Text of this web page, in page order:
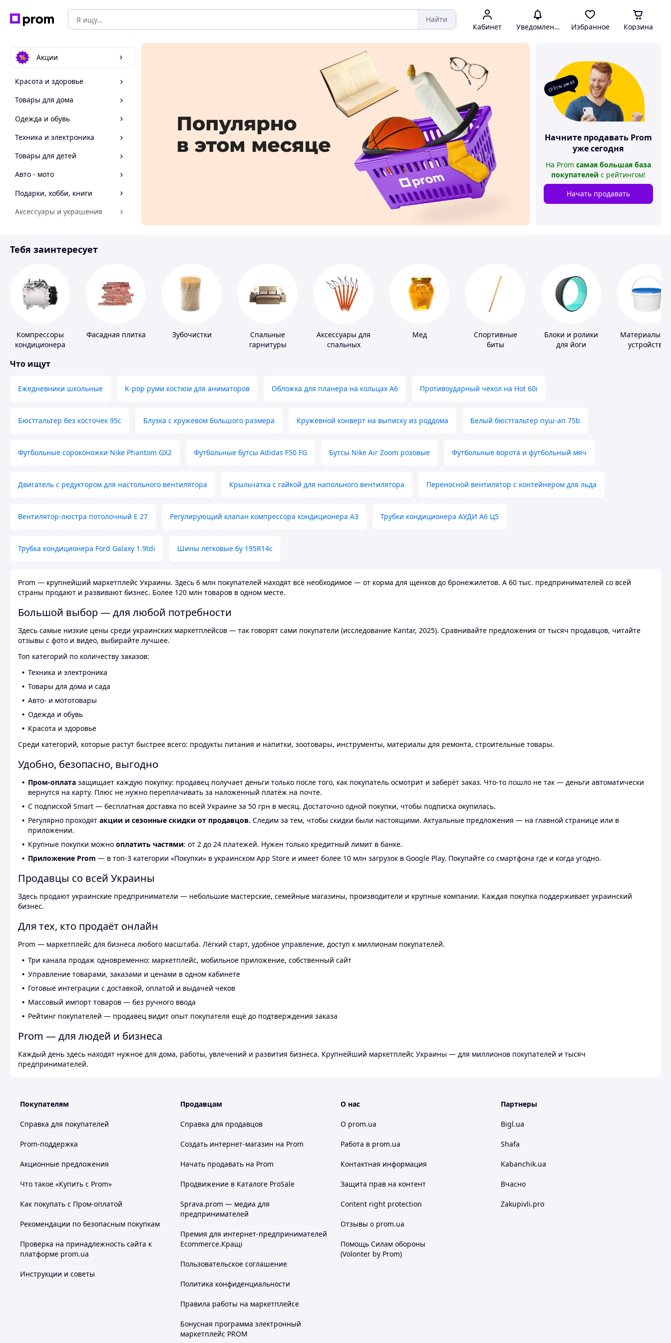
Найти
Кабинет Уведомления Избранное Корзина
Акции
Красота и здоровье
Товары для дома
Одежда и обувь
Техника и электроника
Товары для детей
Авто - мото
Подарки, хобби, книги
Аксессуары и украшения
Спорт и отдых
О! Есть заказ
Начните продавать Prom
уже сегодня
На Prom самая большая база
покупателей с рейтингом!
Начать продавать
Тебя заинтересует
Компрессоры
кондиционера
Фасадная плитка Зубочистки
Спальные
гарнитуры
Аксессуары для
спальных
Мед
Спортивные
биты
Блоки и ролики
для йоги
Материалы
устройства
Что ищут
Ежедневники школьные K-pop руми костюм для аниматоров Обложка для планера на кольцах А6 Противоударный чехол на Hot 60i
Бюстгальтер без косточек 95с Блузка с кружевом большого размера Кружевной конверт на выписку из роддома Белый бюстгальтер пуш-ап 75b
Футбольные сороконожки Nike Phantom GX2 Футбольные бутсы Adidas F50 FG Бутсы Nike Air Zoom розовые Футбольные ворота и футбольный мяч
Двигатель с редуктором для настольного вентилятора Крыльчатка с гайкой для напольного вентилятора Переносной вентилятор с контейнером для льда
Вентилятор-люстра потолочный E 27 Регулирующий клапан компрессора кондиционера А3 Трубки кондиционера АУДИ А6 Ц5
Трубка кондиционера Ford Galaxy 1.9tdi Шины легковые бу 195R14c
Prom — крупнейший маркетплейс Украины. Здесь 6 млн покупателей находят всё необходимое — от корма для щенков до бронежилетов. А 60 тыс. предпринимателей со всей
страны продают и развивают бизнес. Более 120 млн товаров в одном месте.
Большой выбор — для любой потребности
Здесь самые низкие цены среди украинских маркетплейсов — так говорят сами покупатели (исследование Kantar, 2025). Сравнивайте предложения от тысяч продавцов, читайте
отзывы с фото и видео, выбирайте лучшее.
Топ категорий по количеству заказов:
Техника и электроника
Товары для дома и сада
Авто- и мототовары
Одежда и обувь
Красота и здоровье
Среди категорий, которые растут быстрее всего: продукты питания и напитки, зоотовары, инструменты, материалы для ремонта, строительные товары.
Удобно, безопасно, выгодно
Пром-оплата защищает каждую покупку: продавец получает деньги только после того, как покупатель осмотрит и заберёт заказ. Что-то пошло не так — деньги автоматически
вернутся на карту. Плюс не нужно переплачивать за наложенный платёж на почте.
С подпиской Smart — бесплатная доставка по всей Украине за 50 грн в месяц. Достаточно одной покупки, чтобы подписка окупилась.
Регулярно проходят акции и сезонные скидки от продавцов. Следим за тем, чтобы скидки были настоящими. Актуальные предложения — на главной странице или в
приложении.
Крупные покупки можно оплатить частями: от 2 до 24 платежей. Нужен только кредитный лимит в банке.
Приложение Prom — в топ-3 категории «Покупки» в украинском App Store и имеет более 10 млн загрузок в Google Play. Покупайте со смартфона где и когда угодно.
Продавцы со всей Украины
Здесь продают украинские предприниматели — небольшие мастерские, семейные магазины, производители и крупные компании. Каждая покупка поддерживает украинский
бизнес.
Для тех, кто продаёт онлайн
Prom — маркетплейс для бизнеса любого масштаба. Лёгкий старт, удобное управление, доступ к миллионам покупателей.
Три канала продаж одновременно: маркетплейс, мобильное приложение, собственный сайт
Управление товарами, заказами и ценами в одном кабинете
Готовые интеграции с доставкой, оплатой и выдачей чеков
Массовый импорт товаров — без ручного ввода
Рейтинг покупателей — продавец видит опыт покупателя ещё до подтверждения заказа
Prom — для людей и бизнеса
Каждый день здесь находят нужное для дома, работы, увлечений и развития бизнеса. Крупнейший маркетплейс Украины — для миллионов покупателей и тысяч
предпринимателей.
Покупателям
Справка для покупателей
Prom-поддержка
Акционные предложения
Что такое «Купить с Prom»
Как покупать с Пром-оплатой
Рекомендации по безопасным покупкам
Проверка на принадлежность сайта к
платформе prom.ua
Инструкции и советы
Продавцам
Справка для продавцов
Создать интернет-магазин на Prom
Начать продавать на Prom
Продвижение в Каталоге ProSale
Sprava.prom — медиа для
предпринимателей
Премия для интернет-предпринимателей
Ecommerce.Кращі
Пользовательское соглашение
Политика конфиденциальности
Правила работы на маркетплейсе
Бонусная программа электронный
маркетплейс PROM
О нас
О prom.ua
Работа в prom.ua
Контактная информация
Защита прав на контент
Content right protection
Отзывы о prom.ua
Помощь Силам обороны
(Volonter by Prom)
Партнеры
Bigl.ua
Shafa
Kabanchik.ua
Вчасно
Zakupivli.pro